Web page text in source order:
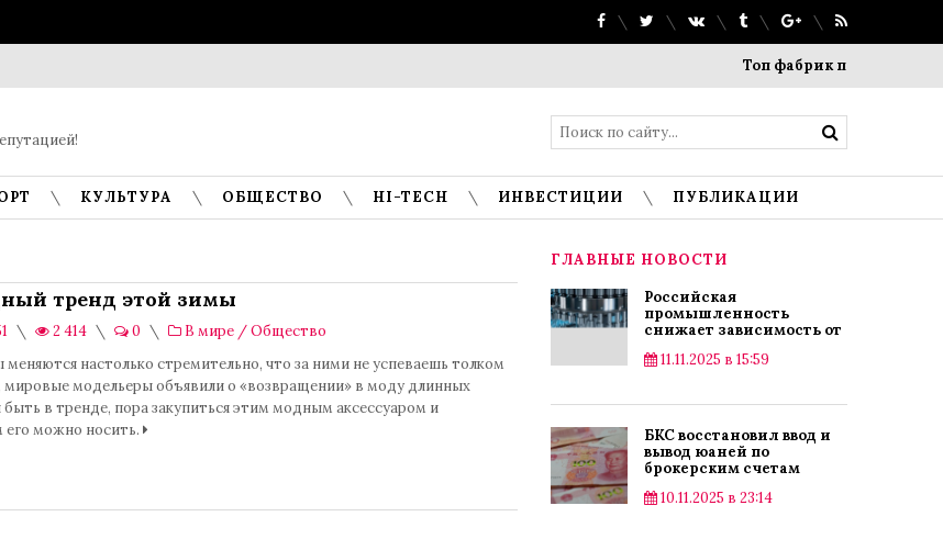
Топ фабрик прямого
КУЛЬТУРА ОБЩЕСТВО HI-TECH ИНВЕСТИЦИИ ПУБЛИКАЦИИ
тренд этой зимы
2 414 0 В мире /Общество
настолько стремительно, что за ними не успеваешь толком
мировые модельеры объявили о «возвращении» в моду длинных
в тренде, пора закупиться этим модным аксессуаром и
его можно носить.
ГЛАВНЫЕ НОВОСТИ
Российская
промышленность
снижает зависимость от
11.11.2025 в 15:59
БКС восстановил ввод и
вывод юаней по
брокерским счетам
10.11.2025 в 23:14